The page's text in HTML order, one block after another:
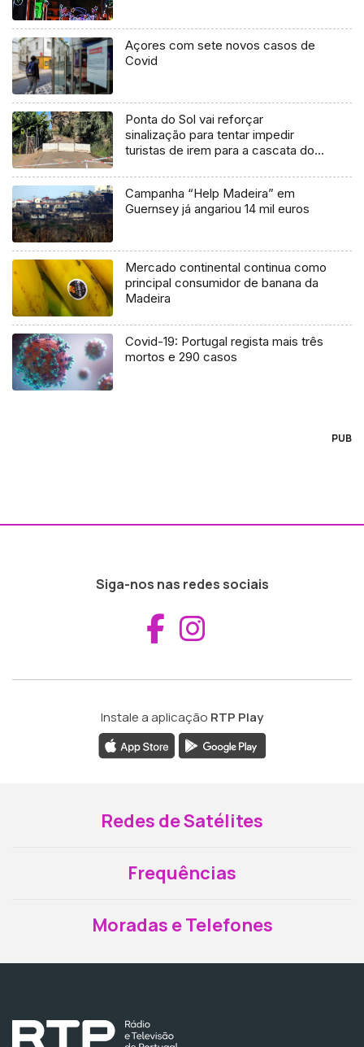
Açores com sete novos casos de
Covid
Ponta do Sol vai reforçar
sinalização para tentar impedir
turistas de irem para a cascata dos
Campanha “Help Madeira” em
Guernsey já angariou 14 mil euros
Mercado continental continua como
principal consumidor de banana da
Madeira
Covid-19: Portugal regista mais três
mortos e 290 casos
PUB
Siga-nos nas redes sociais
Aceder ao
Instale a aplicação RTP Play
Redes de Satélites
Frequências
Moradas e Telefones